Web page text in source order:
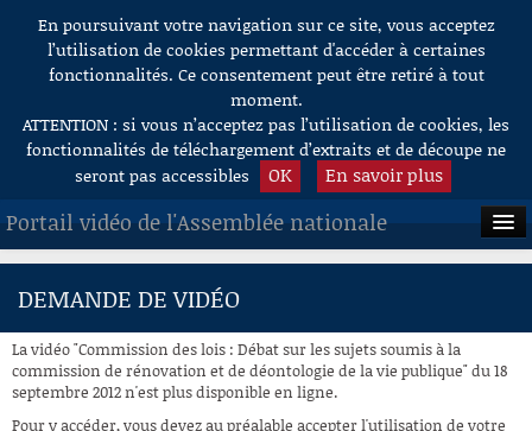
Aller au contenu
En poursuivant votre navigation sur ce site, vous acceptez
l’utilisation de cookies permettant d'accéder à certaines
fonctionnalités. Ce consentement peut être retiré à tout
moment.
ATTENTION : si vous n’acceptez pas l’utilisation de cookies, les
fonctionnalités de téléchargement d’extraits et de découpe ne
seront pas accessibles
OK En savoir plus
Portail vidéo de l'Assemblée nationale
ACCUEIL
À LA DEMANDE
RECHERCHE
DEMANDE DE VIDÉO
La vidéo "Commission des lois : Débat sur les sujets soumis à la
commission de rénovation et de déontologie de la vie publique" du 18
septembre 2012 n'est plus disponible en ligne.
Pour y accéder, vous devez au préalable accepter l'utilisation de votre